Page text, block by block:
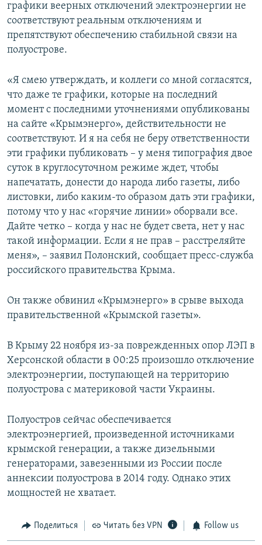
графики веерных отключений электроэнергии не
соответствуют реальным отключениям и
препятствуют обеспечению стабильной связи на
полуострове.
«Я смею утверждать, и коллеги со мной согласятся,
что даже те графики, которые на последний
момент с последними уточнениями опубликованы
на сайте «Крымэнерго», действительности не
соответствуют. И я на себя не беру ответственности
эти графики публиковать – у меня типография двое
суток в круглосуточном режиме ждет, чтобы
напечатать, донести до народа либо газеты, либо
листовки, либо каким-то образом дать эти графики,
потому что у нас «горячие линии» оборвали все.
Дайте четко – когда у нас не будет света, нет у нас
такой информации. Если я не прав – расстреляйте
меня», – заявил Полонский, сообщает пресс-служба
российского правительства Крыма.
Он также обвинил «Крымэнерго» в срыве выхода
правительственной «Крымской газеты».
В Крыму 22 ноября из-за поврежденных опор ЛЭП в
Херсонской области в 00:25 произошло отключение
электроэнергии, поступающей на территорию
полуострова с материковой части Украины.
Полуостров сейчас обеспечивается
электроэнергией, произведенной источниками
крымской генерации, а также дизельными
генераторами, завезенными из России после
аннексии полуострова в 2014 году. Однако этих
мощностей не хватает.
Поделиться Читать без VPN Follow us